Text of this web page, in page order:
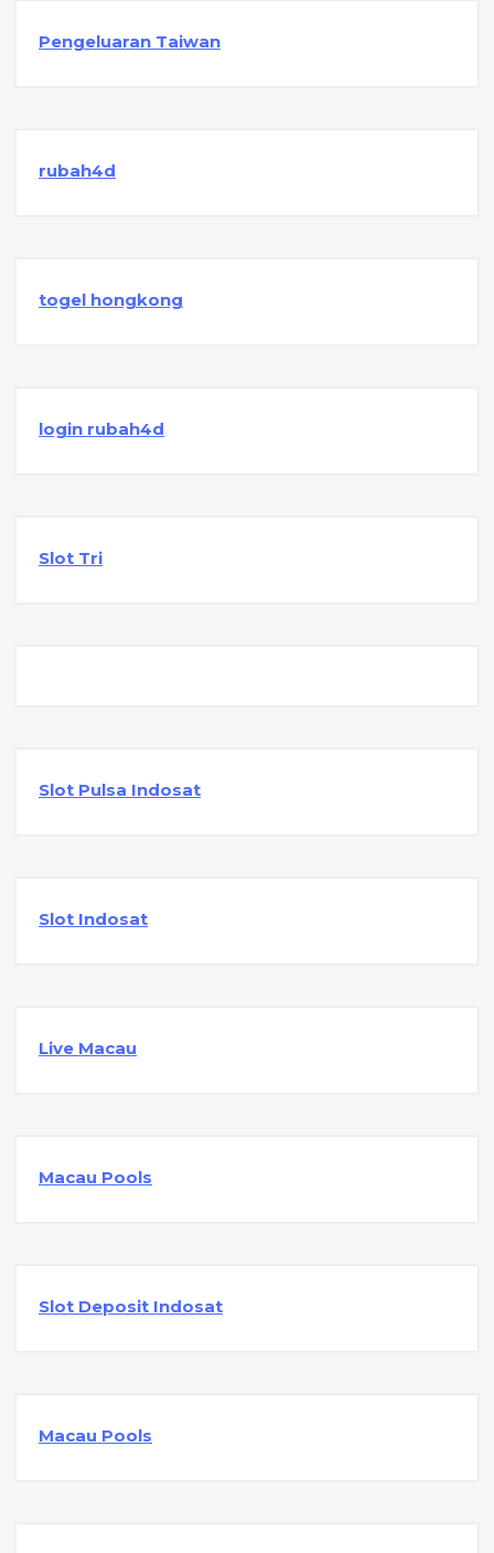
Pengeluaran Taiwan
rubah4d
togel hongkong
login rubah4d
Slot Tri
Slot Pulsa Indosat
Slot Indosat
Live Macau
Macau Pools
Slot Deposit Indosat
Macau Pools